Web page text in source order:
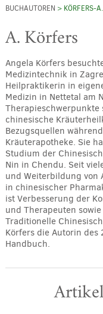
BUCHAUTOREN > KÖRFERS-A.
A. Körfers
Angela Körfers
Medizintechnik in
Heilpraktikerin in
Medizin in Nettetal am
chinesische
Bezugsquellen
Kräuterapotheke. Sie
Studium der
Nin in Chendu. Seit
und Weiterbildung von
in chinesischer
ist Verbesserung der
und Therapeuten
Traditionelle
Körfers die Autorin des
Handbuch.